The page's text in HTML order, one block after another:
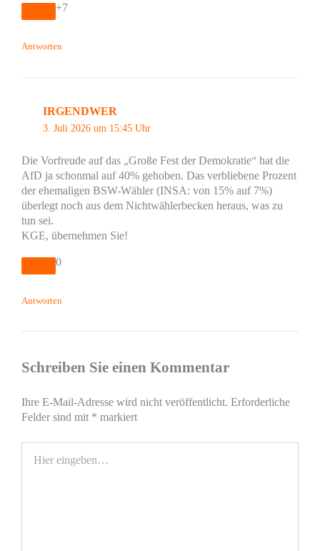
+7
Antworten
IRGENDWER
3. Juli 2026 um 15:45 Uhr
Die Vorfreude auf das „Große Fest der Demokratie“ hat die
AfD ja schonmal auf 40% gehoben. Das verbliebene Prozent
der ehemaligen BSW-Wähler (INSA: von 15% auf 7%)
überlegt noch aus dem Nichtwählerbecken heraus, was zu
tun sei.
KGE, übernehmen Sie!
0
Antworten
Schreiben Sie einen Kommentar
Ihre E-Mail-Adresse wird nicht veröffentlicht. Erforderliche
Felder sind mit * markiert
eingeben…